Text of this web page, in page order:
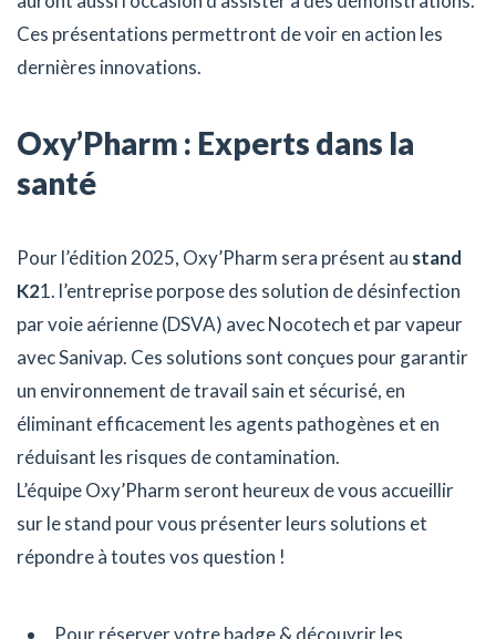
Ces présentations permettront de voir en action les
dernières innovations.
Oxy’Pharm : Experts dans la
santé
Pour l’édition 2025, Oxy’Pharm sera présent au stand
K21. l’entreprise porpose des solution de désinfection
par voie aérienne (DSVA) avec Nocotech et par vapeur
avec Sanivap. Ces solutions sont conçues pour garantir
un environnement de travail sain et sécurisé, en
éliminant efficacement les agents pathogènes et en
réduisant les risques de contamination.
L’équipe Oxy’Pharm seront heureux de vous accueillir
sur le stand pour vous présenter leurs solutions et
répondre à toutes vos question !
Pour réserver votre badge & découvrir les